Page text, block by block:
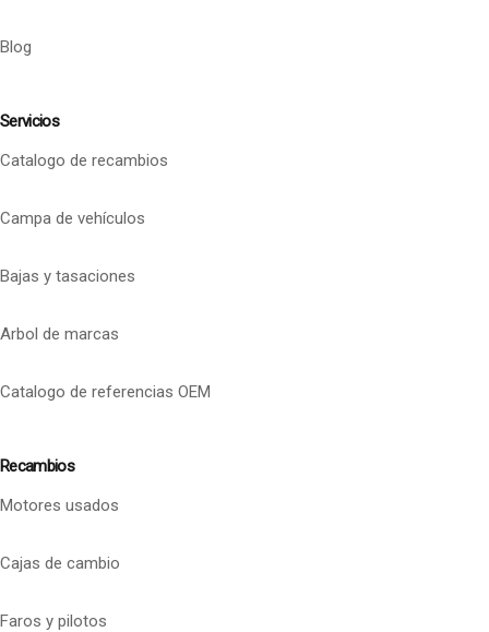
Blog
Servicios
Catalogo de recambios
Campa de vehículos
Bajas y tasaciones
Arbol de marcas
Catalogo de referencias OEM
Recambios
Motores usados
Cajas de cambio
Faros y pilotos